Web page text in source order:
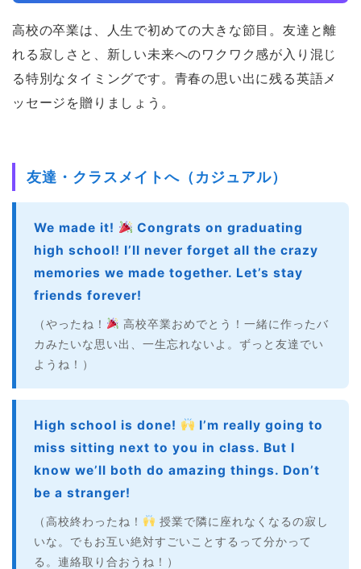
高校の卒業は、人生で初めての大きな節目。友達と離
れる寂しさと、新しい未来へのワクワク感が入り混じ
る特別なタイミングです。青春の思い出に残る英語メ
ッセージを贈りましょう。
友達・クラスメイトへ（カジュアル）
We made it!
Congrats on graduating
high school! I’ll never forget all the crazy
memories we made together. Let’s stay
friends forever!
（やったね！
高校卒業おめでとう！一緒に作ったバ
カみたいな思い出、一生忘れないよ。ずっと友達でい
ようね！）
High school is done!
I’m really going to
miss sitting next to you in class. But I
know we’ll both do amazing things. Don’t
be a stranger!
（高校終わったね！
授業で隣に座れなくなるの寂し
いな。でもお互い絶対すごいことするって分かって
る。連絡取り合おうね！）